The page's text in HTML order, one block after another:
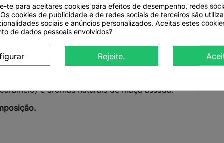
amêndoa e da avelã caramelizada, criando uma
ou natalícia.
transforma qualquer momento num verdadeiro
aromatizada de sobremesa.
de roseira brava, pedaços de maçã branca, hibisco,
e aromas naturais de maçã assada.
te para aceitares cookies para efeitos de desempenho, redes
cookies de publicidade e de redes sociais de terceiros são
sociais e anúncios personalizados. Aceitas estes
de dados pessoais envolvidos?
Rejeite.